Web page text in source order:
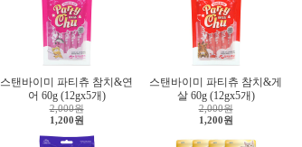
스탠바이미 파티츄 참치&연
어 60g (12gx5개)
2,000원
1,200원
스탠바이미 파티츄 참치&게
살 60g (12gx5개)
2,000원
1,200원